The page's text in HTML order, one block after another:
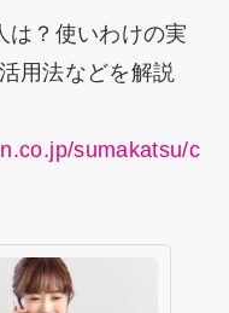
は？使いわけの実
用法などを解説
sumakatsu/c